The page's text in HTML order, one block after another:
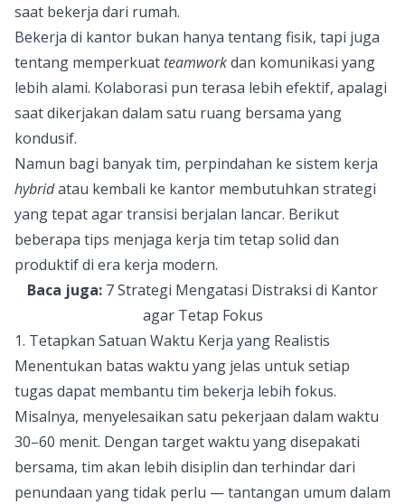
saat bekerja dari rumah.
Bekerja di kantor bukan hanya tentang fisik, tapi juga
tentang memperkuat teamworkdan komunikasi yang
lebih alami. Kolaborasi pun terasa lebih efektif, apalagi
saat dikerjakan dalam satu ruang bersama yang
kondusif.
Namun bagi banyak tim, perpindahan ke sistem kerja
hybridatau kembali ke kantor membutuhkan strategi
yang tepat agar transisi berjalan lancar. Berikut
beberapa tips menjaga kerja tim tetap solid dan
produktif di era kerja modern.
Baca juga: 7 Strategi Mengatasi Distraksi di Kantor
agar Tetap Fokus
1. Tetapkan Satuan Waktu Kerja yang Realistis
Menentukan batas waktu yang jelas untuk setiap
tugas dapat membantu tim bekerja lebih fokus.
Misalnya, menyelesaikan satu pekerjaan dalam waktu
30–60 menit. Dengan target waktu yang disepakati
bersama, tim akan lebih disiplin dan terhindar dari
penundaan yang tidak perlu — tantangan umum dalam